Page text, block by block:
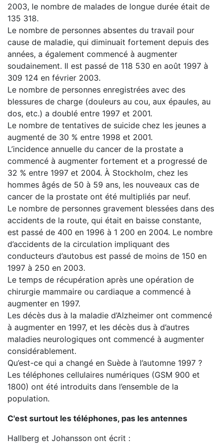
2003, le nombre de malades de longue durée était de
135 318.
Le nombre de personnes absentes du travail pour
cause de maladie, qui diminuait fortement depuis des
années, a également commencé à augmenter
soudainement. Il est passé de 118 530 en août 1997 à
309 124 en février 2003.
Le nombre de personnes enregistrées avec des
blessures de charge (douleurs au cou, aux épaules, au
dos, etc.) a doublé entre 1997 et 2001.
Le nombre de tentatives de suicide chez les jeunes a
augmenté de 30 % entre 1998 et 2001.
L’incidence annuelle du cancer de la prostate a
commencé à augmenter fortement et a progressé de
32 % entre 1997 et 2004. À Stockholm, chez les
hommes âgés de 50 à 59 ans, les nouveaux cas de
cancer de la prostate ont été multipliés par neuf.
Le nombre de personnes gravement blessées dans des
accidents de la route, qui était en baisse constante,
est passé de 400 en 1996 à 1 200 en 2004. Le nombre
d’accidents de la circulation impliquant des
conducteurs d’autobus est passé de moins de 150 en
1997 à 250 en 2003.
Le temps de récupération après une opération de
chirurgie mammaire ou cardiaque a commencé à
augmenter en 1997.
Les décès dus à la maladie d’Alzheimer ont commencé
à augmenter en 1997, et les décès dus à d’autres
maladies neurologiques ont commencé à augmenter
considérablement.
Qu’est-ce qui a changé en Suède à l’automne 1997 ?
Les téléphones cellulaires numériques (GSM 900 et
1800) ont été introduits dans l’ensemble de la
population.
C'est surtout les téléphones, pas les antennes
Hallberg et Johansson ont écrit :